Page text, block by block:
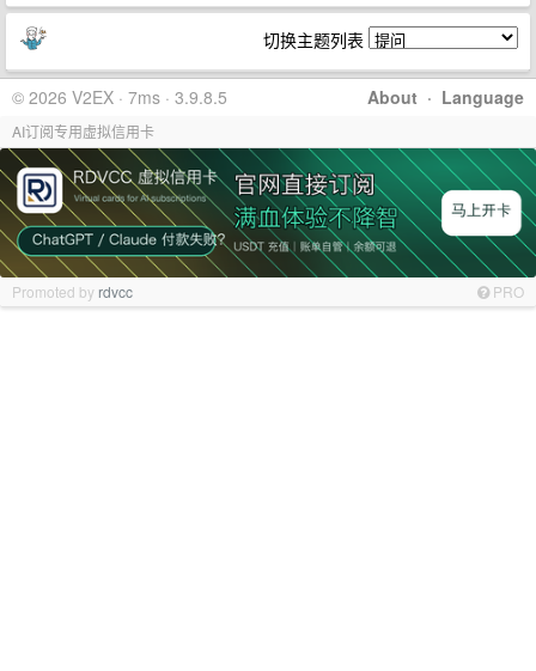
切换主题列表
About · Language
© 2026 V2EX · 7ms · 3.9.8.5
AI订阅专用虚拟信用卡
Promoted by rdvcc PRO